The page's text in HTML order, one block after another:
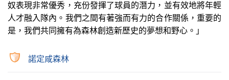
奴表現非常優秀，充份發揮了球員的潛力，並有效地將年輕
人才融入隊內。我們之間有著強而有力的合作關係，重要的
是，我們共同擁有為森林創造新歷史的夢想和野心。」
諾定咸森林